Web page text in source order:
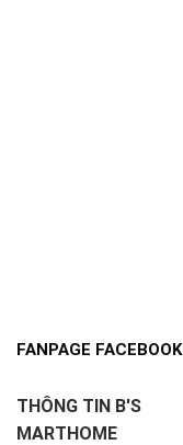
FANPAGE FACEBOOK
THÔNG TIN B'S
MARTHOME